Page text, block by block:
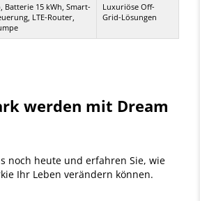
Batterie 15 kWh, Smart-
LTE-Router,
Luxuriöse Off-
Grid-Lösungen
werden mit Dream
noch heute und erfahren Sie, wie
Ihr Leben verändern können.